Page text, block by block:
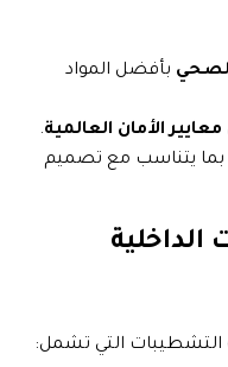
بأفضل المواد
الأمان العالمية.
بما يتناسب مع تصميم
الداخلية
التشطيبات التي تشمل: